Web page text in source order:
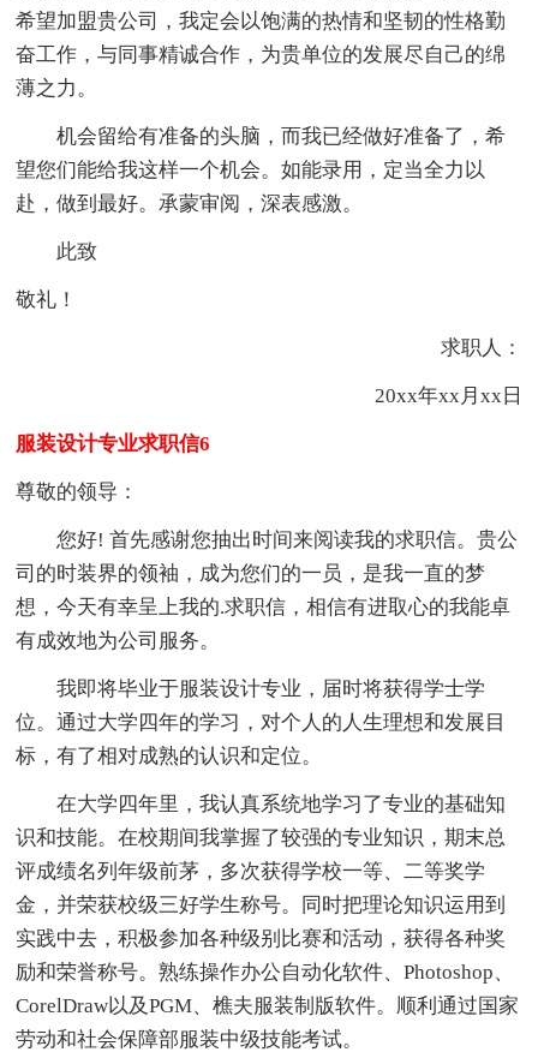
希望加盟贵公司，我定会以饱满的热情和坚韧的性格勤
奋工作，与同事精诚合作，为贵单位的发展尽自己的绵
薄之力。
机会留给有准备的头脑，而我已经做好准备了，希
望您们能给我这样一个机会。如能录用，定当全力以
赴，做到最好。承蒙审阅，深表感激。
此致
敬礼！
求职人：
20xx年xx月xx日
服装设计专业求职信6
尊敬的领导：
您好! 首先感谢您抽出时间来阅读我的求职信。贵公
司的时装界的领袖，成为您们的一员，是我一直的梦
想，今天有幸呈上我的.求职信，相信有进取心的我能卓
有成效地为公司服务。
我即将毕业于服装设计专业，届时将获得学士学
位。通过大学四年的学习，对个人的人生理想和发展目
标，有了相对成熟的认识和定位。
在大学四年里，我认真系统地学习了专业的基础知
识和技能。在校期间我掌握了较强的专业知识，期末总
评成绩名列年级前茅，多次获得学校一等、二等奖学
金，并荣获校级三好学生称号。同时把理论知识运用到
实践中去，积极参加各种级别比赛和活动，获得各种奖
励和荣誉称号。熟练操作办公自动化软件、Photoshop、
CorelDraw以及PGM、樵夫服装制版软件。顺利通过国家
劳动和社会保障部服装中级技能考试。